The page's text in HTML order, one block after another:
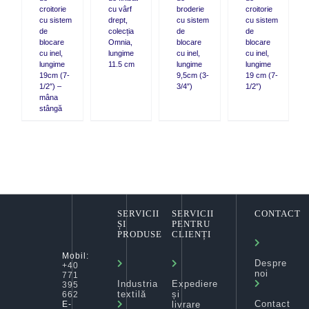
croitorie
cu sistem
de
blocare
cu inel,
lungime
19cm (7-
1/2″) –
mâna
stângă
cu vârf
drept,
colecția
Omnia,
lungime
11.5 cm
broderie
cu sistem
de
blocare
cu inel,
lungime
9,5cm (3-
3/4″)
croitorie
cu sistem
de
blocare
cu inel,
lungime
19 cm (7-
1/2″)
Mobil:
+40
771
395
662
E-
SERVICII
ȘI
PRODUSE
Industria
textilă
SERVICII
PENTRU
CLIENȚI
Expediere
și
livrare
CONTACT
Despre
noi
Contact